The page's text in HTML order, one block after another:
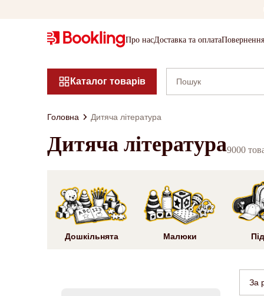
Про насДоставка та оплата
Каталог товарів
Головна Дитяча література
Дитяча література9000
Дошкільнята Малюки
За